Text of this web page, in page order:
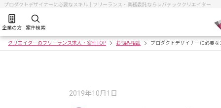
プロダクトデザイナーに必要なスキル｜フリーランス・業務委託ならレバテッククリエイター
企業の方 案件検索
クリエイターのフリーランス求人・案件TOP お悩み相談 プロダクトデザイナーに必要な
2019年10月1日